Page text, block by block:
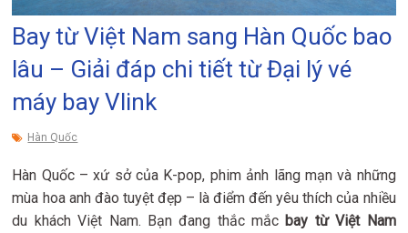
Bay từ Việt Nam sang Hàn Quốc bao
lâu – Giải đáp chi tiết từ Đại lý vé
máy bay Vlink
Hàn Quốc
Hàn Quốc – xứ sở của K-pop, phim ảnh lãng mạn và những
mùa hoa anh đào tuyệt đẹp – là điểm đến yêu thích của nhiều
du khách Việt Nam. Bạn đang thắc mắc bay từ Việt Nam